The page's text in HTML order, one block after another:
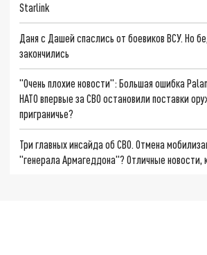
Starlink
Даня с Дашей спаслись от боевиков ВСУ. Но
закончились
"Очень плохие новости": Большая ошибка
НАТО впервые за СВО остановили поставки
приграничье?
Три главных инсайда об СВО. Отмена
"генерала Армагеддона"? Отличные